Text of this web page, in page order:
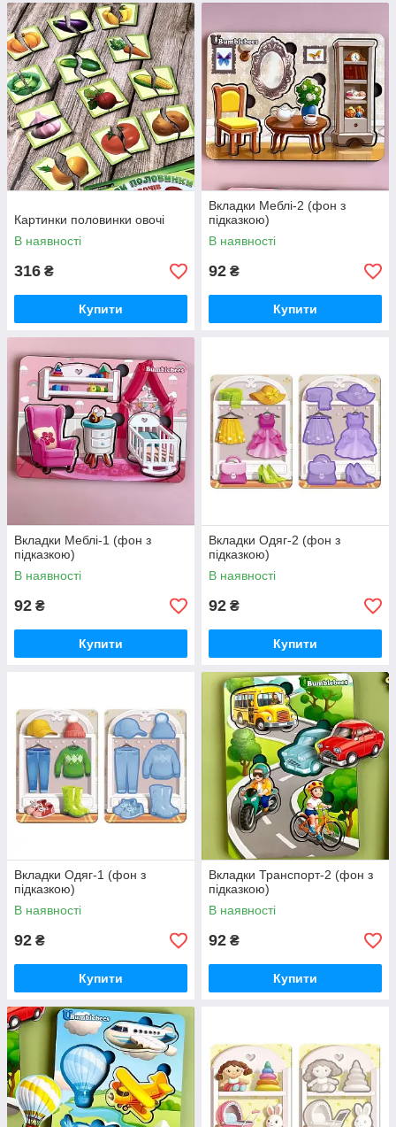
Картинки половинки овочі
В наявності
316 ₴
Купити
Вкладки Меблі-2 (фон з
підказкою)
В наявності
92 ₴
Купити
Вкладки Меблі-1 (фон з
підказкою)
В наявності
92 ₴
Купити
Вкладки Одяг-2 (фон з
підказкою)
В наявності
92 ₴
Купити
Вкладки Одяг-1 (фон з
підказкою)
В наявності
92 ₴
Купити
Вкладки Транспорт-2 (фон з
підказкою)
В наявності
92 ₴
Купити